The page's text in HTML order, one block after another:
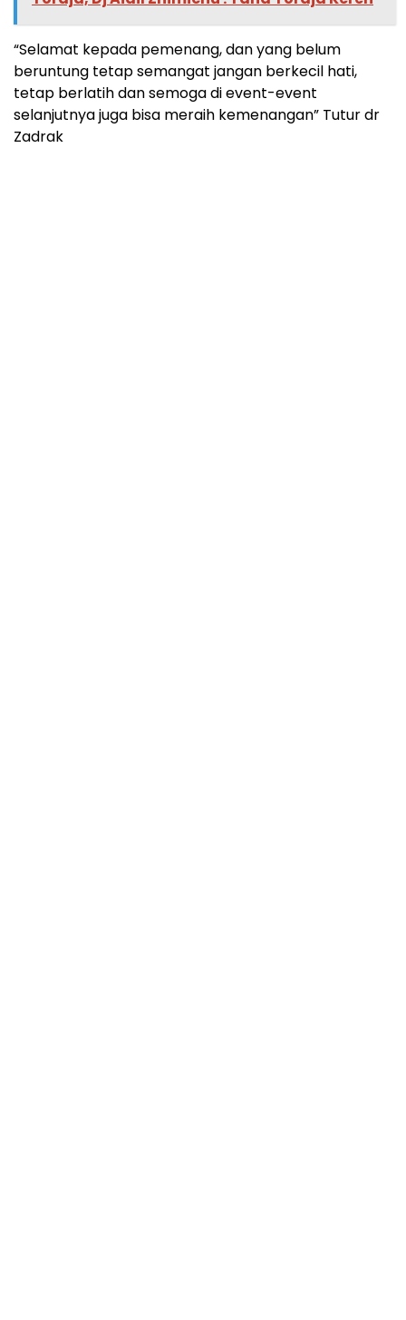
“Selamat kepada pemenang, dan yang belum
beruntung tetap semangat jangan berkecil hati,
tetap berlatih dan semoga di event-event
selanjutnya juga bisa meraih kemenangan” Tutur dr
Zadrak